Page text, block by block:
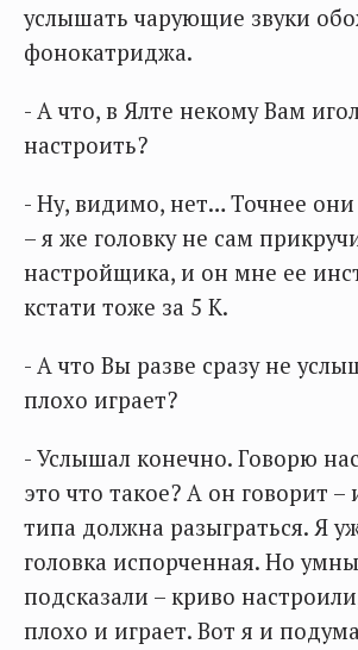
услышать чарующие звуки
фонокатриджа.
- А что, в Ялте некому Вам
настроить?
- Ну, видимо, нет… Точнее они
– я же головку не сам
настройщика, и он мне ее
кстати тоже за 5 К.
- А что Вы разве сразу не
плохо играет?
- Услышал конечно. Говорю
это что такое? А он говорит –
типа должна разыграться. Я
головка испорченная. Но
подсказали – криво
плохо и играет. Вот я и